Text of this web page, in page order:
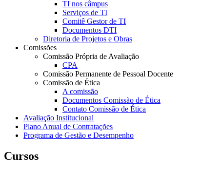
TI nos câmpus
Serviços de TI
Comitê Gestor de TI
Documentos DTI
Diretoria de Projetos e Obras
Comissões
Comissão Própria de Avaliação
CPA
Comissão Permanente de Pessoal Docente
Comissão de Ética
A comissão
Documentos Comissão de Ética
Contato Comissão de Ética
Avaliação Institucional
Plano Anual de Contratações
Programa de Gestão e Desempenho
Cursos